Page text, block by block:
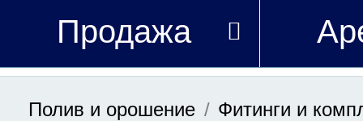
Продажа
Полив и орошение
Фитинги и